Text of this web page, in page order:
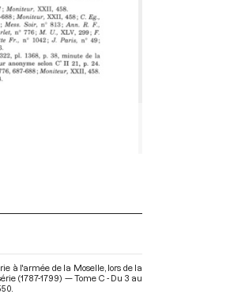
à l'armée de la Moselle, lors de la
(1787-1799) — Tome C - Du 3 au